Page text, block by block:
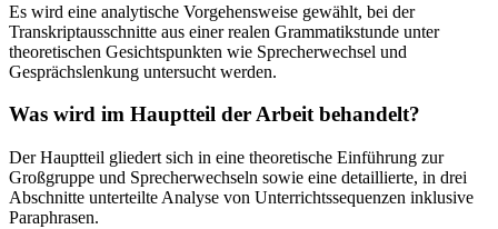
Es wird eine analytische Vorgehensweise gewählt, bei der
Transkriptausschnitte aus einer realen Grammatikstunde unter
theoretischen Gesichtspunkten wie Sprecherwechsel und
Gesprächslenkung untersucht werden.
Was wird im Hauptteil der Arbeit behandelt?
Der Hauptteil gliedert sich in eine theoretische Einführung zur
Großgruppe und Sprecherwechseln sowie eine detaillierte, in drei
Abschnitte unterteilte Analyse von Unterrichtssequenzen inklusive
Paraphrasen.